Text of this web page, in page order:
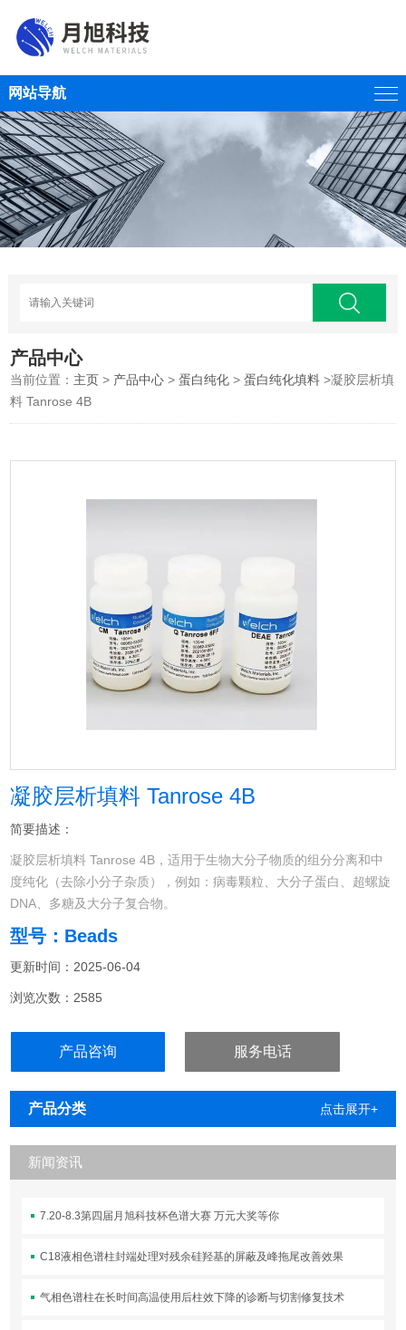
网站导航
产品中心
当前位置： 主页 > 产品中心 >蛋白纯化 >蛋白纯化填料 >凝胶层析填
料 Tanrose 4B
凝胶层析填料 Tanrose 4B
简要描述：
凝胶层析填料 Tanrose 4B，适用于生物大分子物质的组分分离和中
度纯化（去除小分子杂质），例如：病毒颗粒、大分子蛋白、超螺旋
DNA、多糖及大分子复合物。
型号：Beads
更新时间：2025-06-04
浏览次数：2585
产品咨询 服务电话
产品分类 点击展开+
新闻资讯
7.20-8.3第四届月旭科技杯色谱大赛 万元大奖等你
C18液相色谱柱封端处理对残余硅羟基的屏蔽及峰拖尾改善效果
气相色谱柱在长时间高温使用后柱效下降的诊断与切割修复技术